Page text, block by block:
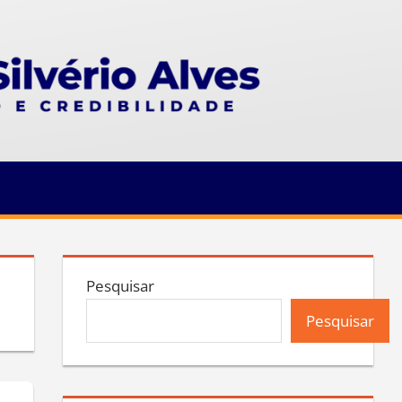
Pesquisar
Pesquisar